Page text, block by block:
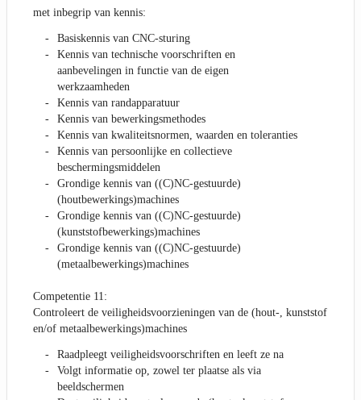
met inbegrip van kennis:
Basiskennis van CNC-sturing
Kennis van technische voorschriften en
aanbevelingen in functie van de eigen
werkzaamheden
Kennis van randapparatuur
Kennis van bewerkingsmethodes
Kennis van kwaliteitsnormen, waarden en toleranties
Kennis van persoonlijke en collectieve
beschermingsmiddelen
Grondige kennis van ((C)NC-gestuurde)
(houtbewerkings)machines
Grondige kennis van ((C)NC-gestuurde)
(kunststofbewerkings)machines
Grondige kennis van ((C)NC-gestuurde)
(metaalbewerkings)machines
Competentie 11:
Controleert de veiligheidsvoorzieningen van de (hout-, kunststof
en/of metaalbewerkings)machines
Raadpleegt veiligheidsvoorschriften en leeft ze na
Volgt informatie op, zowel ter plaatse als via
beeldschermen